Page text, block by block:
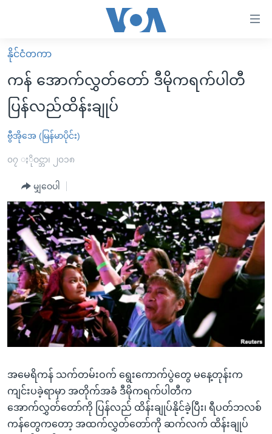
လွယ်ကူ
စေ
သည့်
Link
များ
ပင်မ
ကျော်
ကြည့်
ရန်
ပင်မ
အ
ညွန်း
စာမျက်နှာ
ကျော်
ရန်
ရှာဖွေ
ရန်
နေရာ
မူလစာမျက်နှာ
မြန်မာ
ကမ္ဘာ့သတင်းများ
နိုင်ငံတကာ
အစ္စရေး-ပါလက်စတိုင်း
ဗွီဒီယို
အင်္ဂလိပ်စာလေ့လာမယ်
အမေရိကန်သုံးအီဒီယံ
မကြေးမုံရဲ့ အင်္ဂလိပ်စာ
ရုပ်ရှင်ထဲက အင်္ဂလိပ်စာ
သုတပဒေသာ အင်္ဂလိပ်စာ
အပတ်စဉ်ကဏ္ဍများ
ရေဒီယို
တီဗွီ
ရေဒီယိုနှင့်ရုပ်သံ အချက်အလက်များ
ရေဒီယို/တီဗွီအစီအစဉ်
Learning English
ဗွီအိုအေ လူမှုကွန်ယက်များ
ဘာသာစကားများ
နိုင်ငံတကာ
ကန် အောက်လွှတ်တော် ဒီမိုကရက်ပါတီ
ပြန်လည်ထိန်းချုပ်
ဗွီအိုအေ (မြန်မာပိုင်း)
၀၇ ႏိုဝင္ဘာ၊ ၂၀၁၈
မျှဝေပါ
အမေရိကန် သက်တမ်းဝက် ရွေးကောက်ပွဲတွေ မနေ့တုန်းက
ကျင်းပခဲ့ရာမှာ အတိုက်အခံ ဒီမိုကရက်ပါတီက
အောက်လွှတ်တော်ကို ပြန်လည် ထိန်းချုပ်နိုင်ခဲ့ပြီး၊ ရီပတ်ဘလစ်
ကန်တွေကတော့ အထက်လွှတ်တော်ကို ဆက်လက် ထိန်းချုပ်